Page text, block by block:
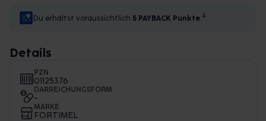
Du erhältst voraussichtlich 5 PAYBACK Punkte 4
Details
PZN
01125376
DARREICHUNGSFORM
-
MARKE
FORTIMEL